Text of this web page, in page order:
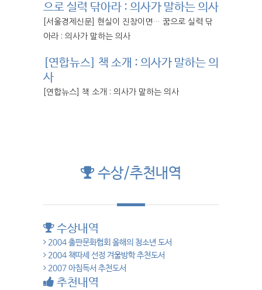
으로 실력 닦아라 : 의사가 말하는 의사
[서울경제신문] 현실이 진창이면… 꿈으로 실력 닦
아라 : 의사가 말하는 의사
[연합뉴스] 책 소개 : 의사가 말하는 의
사
[연합뉴스] 책 소개 : 의사가 말하는 의사
수상/추천내역
수상내역
2004 출판문화협회 올해의 청소년 도서
2004 책따세 선정 겨울방학 추천도서
2007 아침독서 추천도서
추천내역